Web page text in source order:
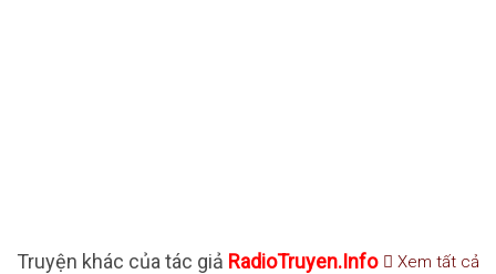
Truyện khác của tác giả RadioTruyen.Info Xem tất cả